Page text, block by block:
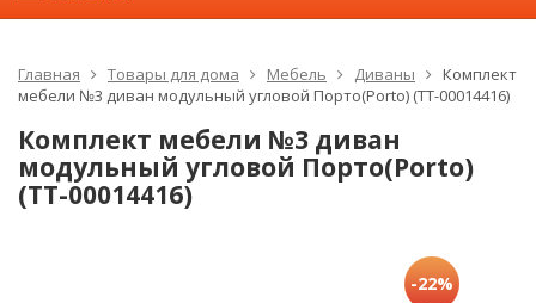
Главная Товары для дома Мебель Диваны
Комплект
мебели №3 диван модульный угловой Порто(Porto) (TT-00014416)
Комплект мебели №3 диван
модульный угловой Порто(Porto)
(TT-00014416)
-22%